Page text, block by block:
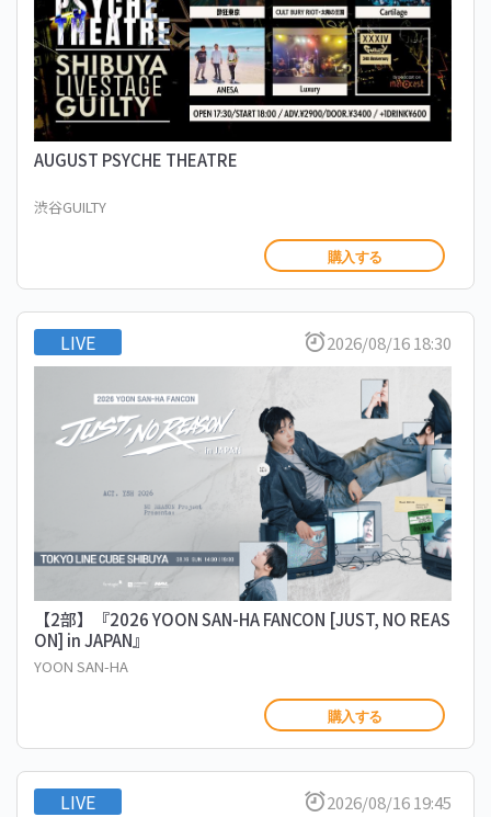
AUGUST PSYCHE THEATRE
渋谷GUILTY
購入する
LIVE 2026/08/16 18:30
【2部】『2026 YOON SAN-HA FANCON [JUST, NO REAS
ON] in JAPAN』
YOON SAN-HA
購入する
LIVE 2026/08/16 19:45